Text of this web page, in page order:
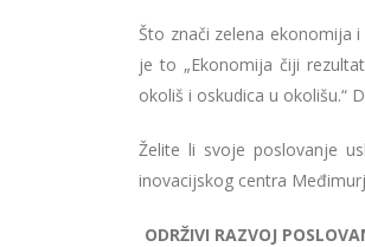
Što znači zelena ekonomija
je to „Ekonomija čiji
okoliš i oskudica u okolišu.“
Želite li svoje poslovanje
inovacijskog centra
ODRŽIVI RAZVOJ